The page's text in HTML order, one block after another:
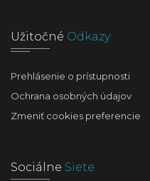
Užitočné Odkazy
Prehlásenie o prístupnosti
Ochrana osobných údajov
Zmeniť cookies preferencie
Sociálne Siete